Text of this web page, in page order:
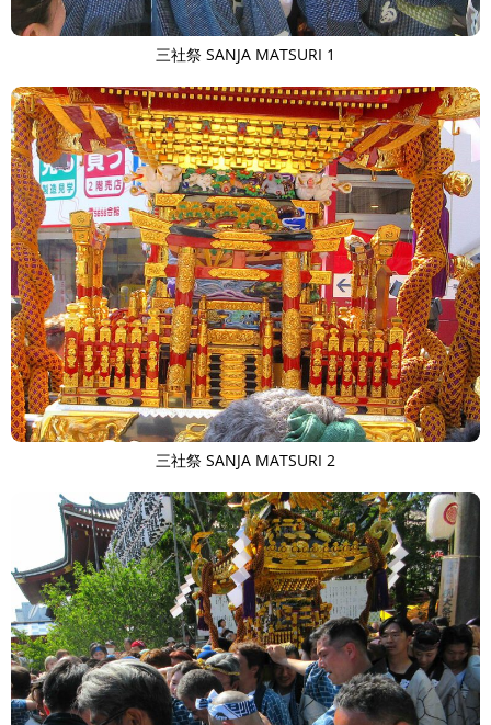
三社祭 SANJA MATSURI 1
三社祭 SANJA MATSURI 2